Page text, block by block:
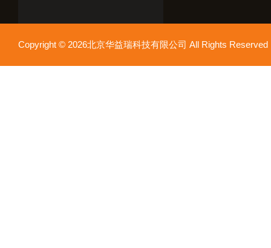
Copyright © 2026北京华益瑞科技有限公司 All Rights